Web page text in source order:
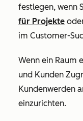
festlegen, wenn
für Projekte
im Customer-
Wenn ein Raum
und Kunden
Kundenwerden
einzurichten.